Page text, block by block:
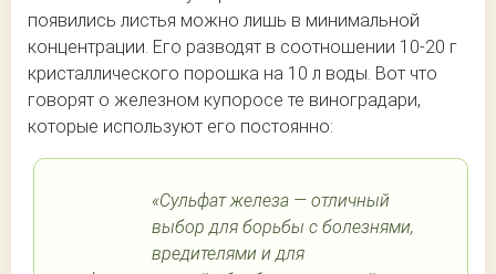
появились листья можно лишь в минимальной
концентрации. Его разводят в соотношении 10-20 г
кристаллического порошка на 10 л воды. Вот что
говорят о железном купоросе те виноградари,
которые используют его постоянно:
«Сульфат железа — отличный
выбор для борьбы с болезнями,
вредителями и для